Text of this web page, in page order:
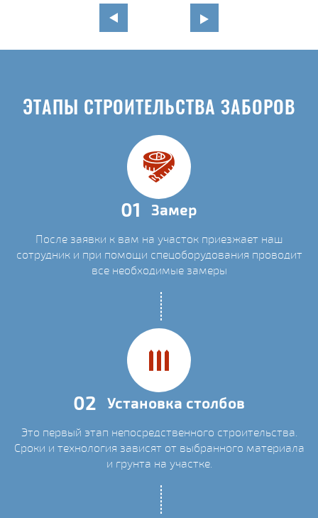
ЭТАПЫ СТРОИТЕЛЬСТВА ЗАБОРОВ
01 Замер
После заявки к вам на участок приезжает наш
сотрудник и при помощи спецоборудования проводит
все необходимые замеры
02 Установка столбов
Это первый этап непосредственного строительства.
Сроки и технология зависят от выбранного материала
и грунта на участке.